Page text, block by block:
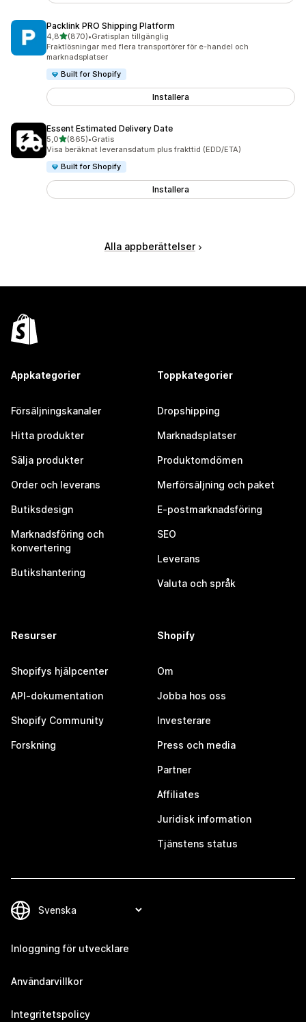
Packlink PRO Shipping Platform
4,8av 5 stjärnor
(870)
870 recensioner totalt
•Gratisplan tillgänglig
Fraktlösningar med flera transportörer för e-handel och
marknadsplatser
Built for Shopify
Installera
Essent Estimated Delivery Date
5,0av 5 stjärnor
(865)
865 recensioner totalt
•Gratis
Visa beräknat leveransdatum plus frakttid (EDD/ETA)
Built for Shopify
Installera
Alla appberättelser
Appkategorier
Försäljningskanaler
Hitta produkter
Sälja produkter
Order och leverans
Butiksdesign
Marknadsföring och
konvertering
Butikshantering
Toppkategorier
Dropshipping
Marknadsplatser
Produktomdömen
Merförsäljning och paket
E-postmarknadsföring
SEO
Leverans
Valuta och språk
Resurser
Shopifys hjälpcenter
API-dokumentation
Shopify Community
Forskning
Shopify
Om
Jobba hos oss
Investerare
Press och media
Partner
Affiliates
Juridisk information
Tjänstens status
Inloggning för utvecklare
Användarvillkor
Integritetspolicy